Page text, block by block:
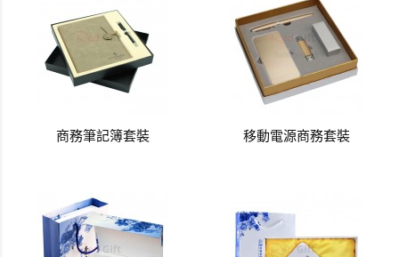
商務筆記簿套裝 移動電源商務套裝